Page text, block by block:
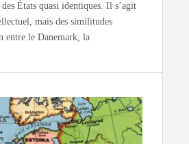
États quasi identiques. Il s’agit
mais des similitudes
entre le Danemark, la